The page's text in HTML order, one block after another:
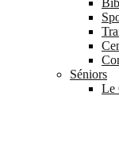
Séniors
Le